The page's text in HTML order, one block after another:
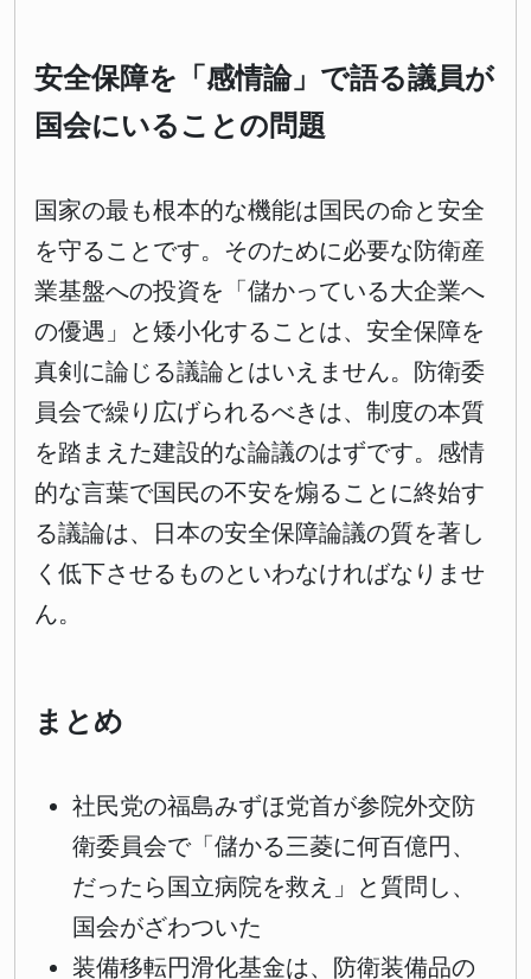
安全保障を「感情論」で語る議員が
国会にいることの問題
国家の最も根本的な機能は国民の命と安全
を守ることです。そのために必要な防衛産
業基盤への投資を「儲かっている大企業へ
の優遇」と矮小化することは、安全保障を
真剣に論じる議論とはいえません。防衛委
員会で繰り広げられるべきは、制度の本質
を踏まえた建設的な論議のはずです。感情
的な言葉で国民の不安を煽ることに終始す
る議論は、日本の安全保障論議の質を著し
く低下させるものといわなければなりませ
ん。
まとめ
社民党の福島みずほ党首が参院外交防
衛委員会で「儲かる三菱に何百億円、
だったら国立病院を救え」と質問し、
国会がざわついた
装備移転円滑化基金は、防衛装備品の